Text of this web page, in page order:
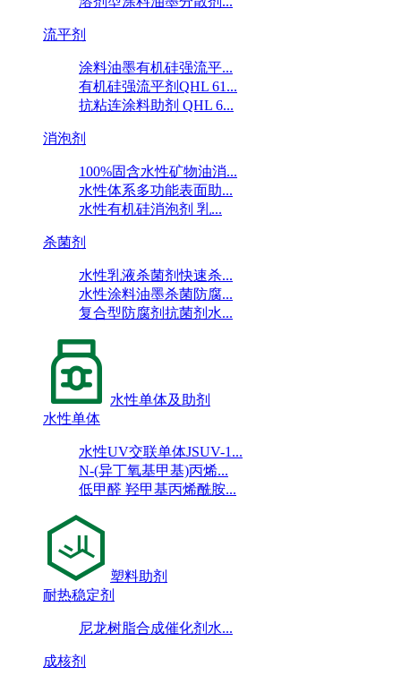
流平剂
涂料油墨有机硅强流平...
有机硅强流平剂QHL 61...
抗粘连涂料助剂 QHL 6...
消泡剂
100%固含水性矿物油消...
水性体系多功能表面助...
水性有机硅消泡剂 乳...
杀菌剂
水性乳液杀菌剂快速杀...
水性涂料油墨杀菌防腐...
复合型防腐剂抗菌剂水...
水性单体及助剂
水性单体
水性UV交联单体JSUV-1...
N-(异丁氧基甲基)丙烯...
低甲醛 羟甲基丙烯酰胺...
塑料助剂
耐热稳定剂
尼龙树脂合成催化剂水...
成核剂